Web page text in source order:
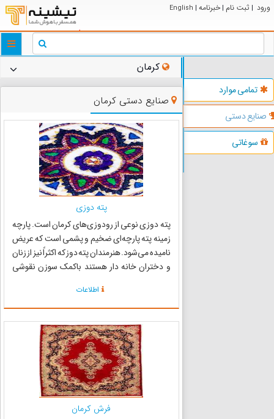
ورود | ثبت نام | خبرنامه |
English
تمامی موارد
صنایع دستی
سوغاتی
کرمان
صنایع دستی کرمان
پته دوزی
پته دوزی نوعی از رودوزی‌های کرمان است. پارچه
زمینه پته پارچه‌ای ضخیم و پشمی است که عریض
نامیده می‌شود. هنرمندان پته دوز که اکثراً نیز از زنان
و دختران خانه دار هستند باکمک سوزن نقوشی
است، به وسیلهٔ بخیه‌های نخی رنگین بر زمینه
ی‌پارچهٔ پشمی ض...
اطلاعات
فرش کرمان